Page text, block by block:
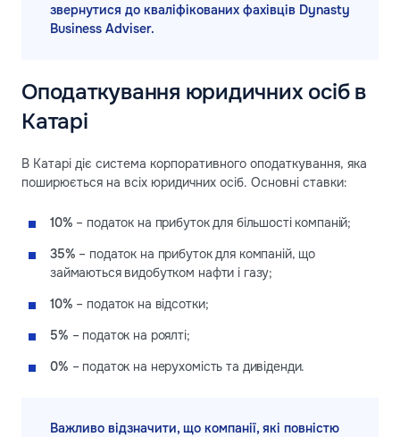
звернутися до кваліфікованих фахівців Dynasty
Business Adviser.
Оподаткування юридичних осіб в
Катарі
В Катарі діє система корпоративного оподаткування, яка
поширюється на всіх юридичних осіб. Основні ставки:
10% – податок на прибуток для більшості компаній;
35% – податок на прибуток для компаній, що
займаються видобутком нафти і газу;
10% – податок на відсотки;
5% – податок на роялті;
0% – податок на нерухомість та дивіденди.
Важливо відзначити, що компанії, які повністю